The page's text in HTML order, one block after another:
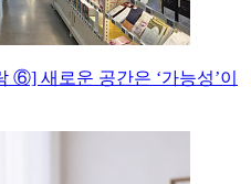
⑥] 새로운 공간은 ‘가능성’이